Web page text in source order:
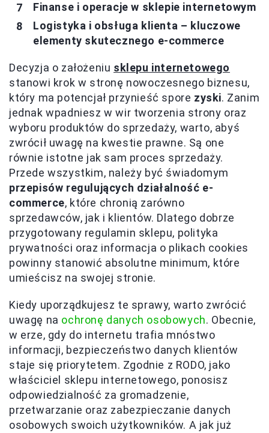
Finanse i operacje w sklepie internetowym
Logistyka i obsługa klienta – kluczowe
elementy skutecznego e-commerce
Decyzja o założeniu sklepu internetowego
stanowi krok w stronę nowoczesnego biznesu,
który ma potencjał przynieść spore zyski. Zanim
jednak wpadniesz w wir tworzenia strony oraz
wyboru produktów do sprzedaży, warto, abyś
zwrócił uwagę na kwestie prawne. Są one
równie istotne jak sam proces sprzedaży.
Przede wszystkim, należy być świadomym
przepisów regulujących działalność e-
commerce, które chronią zarówno
sprzedawców, jak i klientów. Dlatego dobrze
przygotowany regulamin sklepu, polityka
prywatności oraz informacja o plikach cookies
powinny stanowić absolutne minimum, które
umieścisz na swojej stronie.
Kiedy uporządkujesz te sprawy, warto zwrócić
uwagę na ochronę danych osobowych. Obecnie,
w erze, gdy do internetu trafia mnóstwo
informacji, bezpieczeństwo danych klientów
staje się priorytetem. Zgodnie z RODO, jako
właściciel sklepu internetowego, ponosisz
odpowiedzialność za gromadzenie,
przetwarzanie oraz zabezpieczanie danych
osobowych swoich użytkowników. A jak już